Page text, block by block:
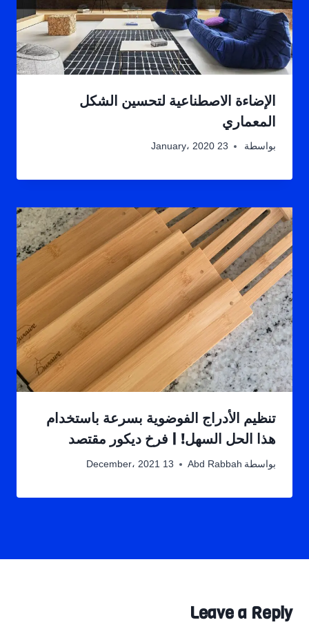
الإضاءة الاصطناعية لتحسين الشكل
المعماري
بواسطة 23 January، 2020
تنظيم الأدراج الفوضوية بسرعة باستخدام
هذا الحل السهل! | فرخ ديكور مقتصد
بواسطة Abd Rabbah 13 December، 2021
Leave a Reply